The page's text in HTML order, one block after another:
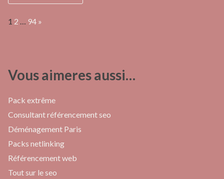
Page:
1 2 … 94 Next
»
Vous aimeres aussi…
Pack extrême
Consultant référencement seo
Déménagement Paris
Packs netlinking
Référencement web
Tout sur le seo